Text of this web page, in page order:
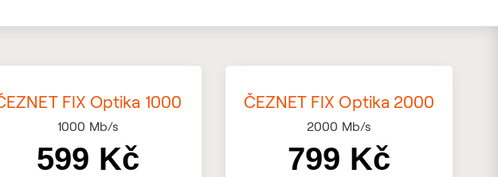
FIX Optika 1000
1000 Mb/s
599 Kč
ČEZNET FIX Optika 2000
2000 Mb/s
799 Kč